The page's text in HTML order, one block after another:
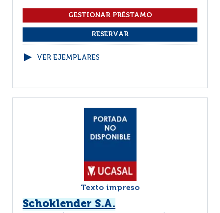
VER EJEMPLARES
Texto impreso
Schoklender S.A.